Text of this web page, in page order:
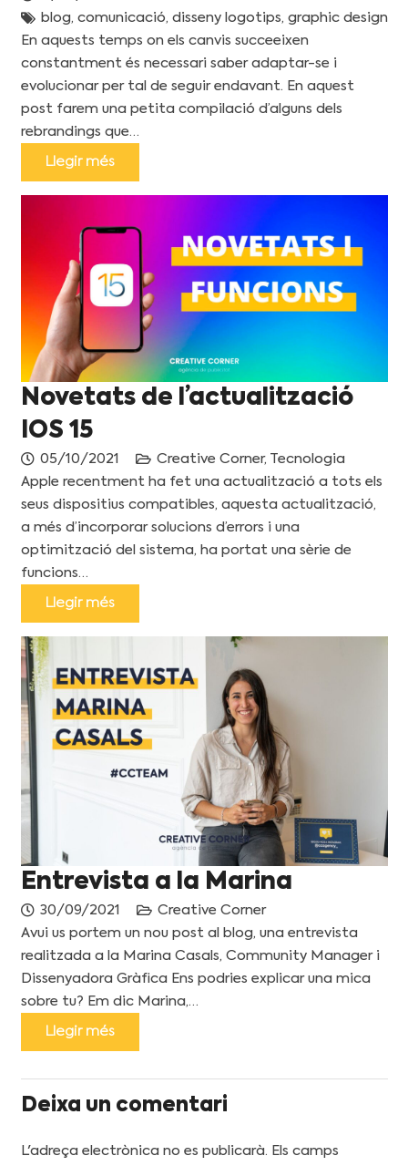
blog, comunicació, disseny logotips, graphic design
En aquests temps on els canvis succeeixen
constantment és necessari saber adaptar-se i
evolucionar per tal de seguir endavant. En aquest
post farem una petita compilació d’alguns dels
rebrandings que…
Llegir més
Novetats de l’actualització
IOS 15
05/10/2021 Creative Corner, Tecnologia
Apple recentment ha fet una actualització a tots els
seus dispositius compatibles, aquesta actualització,
a més d’incorporar solucions d’errors i una
optimització del sistema, ha portat una sèrie de
funcions…
Llegir més
Entrevista a la Marina
30/09/2021
Creative Corner
Avui us portem un nou post al blog, una entrevista
realitzada a la Marina Casals, Community Manager i
Dissenyadora Gràfica Ens podries explicar una mica
sobre tu? Em dic Marina,…
Llegir més
Deixa un comentari
L'adreça electrònica no es publicarà. Els camps